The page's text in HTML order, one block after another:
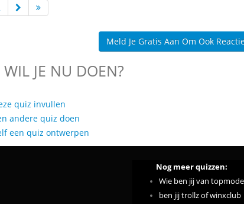
Meld Je Gratis Aan Om Ook
JE NU DOEN?
quiz invullen
andere quiz doen
een quiz ontwerpen
Nog meer quizzen:
Wie ben jij van
ben jij trollz of winxclub